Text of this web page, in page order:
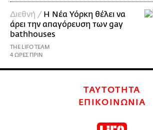
Διεθνή / Η Νέα Υόρκη θέλει να
άρει την απαγόρευση των gay
bathhouses
THE LIFO TEAM
4 ΩΡΕΣ ΠΡΙΝ
ΤΑΥΤΟΤΗΤΑ
ΕΠΙΚΟΙΝΩΝΙΑ